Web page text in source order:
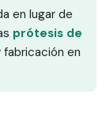
en lugar de
prótesis de
en